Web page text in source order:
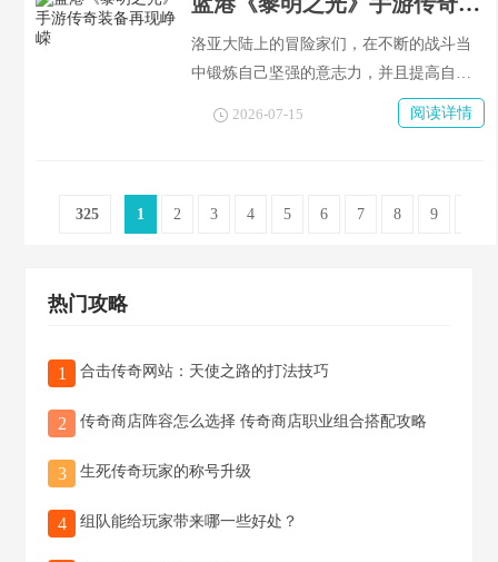
洛亚大陆上的冒险家们，在不断的战斗当
中锻炼自己坚强的意志力，并且提高自身
的战斗力。拥有更强的实力后就需要有一
套适合自己的装备了。目前传奇装备最高
大家介绍的是175级的传奇装备，请大家仔
2026-07-15 阅读详情
325 1 2 3 4 5 6 7 8 9
热门攻略
1 合击传奇网站：天使之路的打法技巧
2 传奇商店阵容怎么选择 传奇商店职业组合搭配攻略
3 生死传奇玩家的称号升级
4 组队能给玩家带来哪一些好处？